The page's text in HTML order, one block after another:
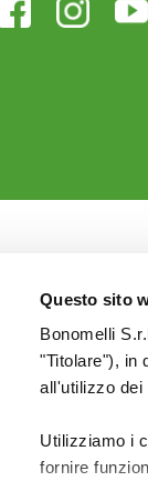
Questo sito
Bonomelli
"Titolare"), in
all'utilizzo dei
Utilizziamo i
fornire